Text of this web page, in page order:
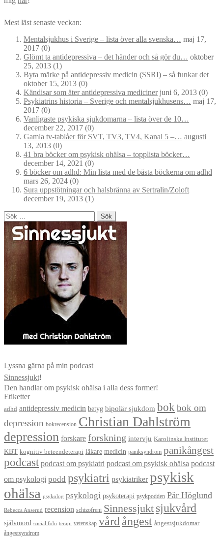
Mest läst senaste veckan:
Mentalsjukhus i Sverige – lista över alla svenska… maj 17,
2017 (0)
Glömt ta antidepressiva – det händer och så gör du… oktober
25, 2013 (1)
Byta märke på antidepressiv medicin (SSRI) – så funkar det
oktober 15, 2013 (0)
Kändisar som äter antidepressiva medicinerjuni 6, 2013 (0)
Psykiatrins historia – Sverige och mentalsjukhusens… maj 17,
2017 (0)
Vanligaste psykiska sjukdomarna – lista över de 10…
december 22, 2017 (0)
Gamla tv-tablåer för SVT, TV3, TV4, Kanal 5 –… augusti
13, 2013 (0)
41 bra böcker om psykisk ohälsa – topplista böcker…
december 14, 2021 (0)
6 böcker om adhd: Min lista med de bästa böckerna om adhd
mars 26, 2024 (0)
Sura uppstötningar och halsbränna av Sertralin/Zoloft
december 19, 2013 (1)
Sök
efter:
Lyssna gärna på min podcast
Sinnessjukt!
Den handlar om psykisk ohälsa i alla dess former!
Etiketter
adhd antidepressiv medicin betyg bipolär sjukdom bokbok om
depression bokrecension Christian Dahlström
depression forskare forskning intervju Karolinska Institutet
KBT kognitiv beteendeterapi läkare medicin paniksyndrom panikångest
podcast podcast om psykiatri podcast om psykisk ohälsa podcast
om psykologi podd psykiatri psykiatriker psykisk
ohälsa psykolog psykologi psykoterapi psykpodden Pär Höglund
Rebecca Anserud recension schizofreni Sinnessjukt sjukvård
självmord social fobi terapi vetenskap vårdångest ångestsjukdomar
ångestsyndrom